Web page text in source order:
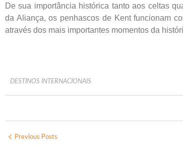
De sua importância histórica tanto aos celtas
da Aliança, os penhascos de Kent funcionam
através dos mais importantes momentos da
DESTINOS INTERNACIONAIS
Previous Posts